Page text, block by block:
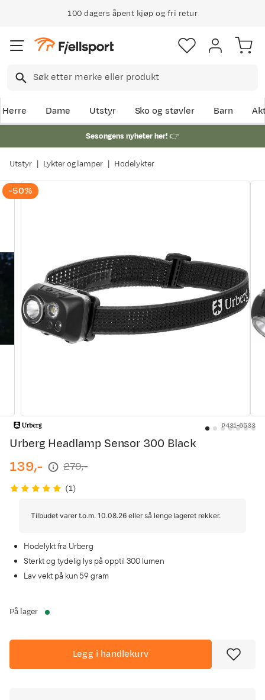
Klimakompensert lynrask levering
Herre Dame Utstyr Sko og støvler Barn
Sesongens nyheter her!👉
Utstyr Lykter og lamper Hodelykter
-50%
P431-6533
Urberg Headlamp Sensor 300 Black
discounted
price
139,-
original
price
279,-
(1)
Tilbudet varer t.o.m. 10.08.26 eller så lenge lageret rekker.
Hodelykt fra Urberg
Sterkt og tydelig lys på opptil 300 lumen
Lav vekt på kun 59 gram
På lager
Legg i handlekurv